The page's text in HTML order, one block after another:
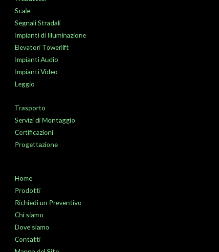
Scale
Segnali Stradali
Impianti di Illuminazione
Elevatori Towerlift
Impianti Audio
Impianti Video
Leggio
Trasporto
Servizi di Montaggio
Certificazioni
Progettazione
Home
Prodotti
Richiedi un Preventivo
Chi siamo
Dove siamo
Contatti